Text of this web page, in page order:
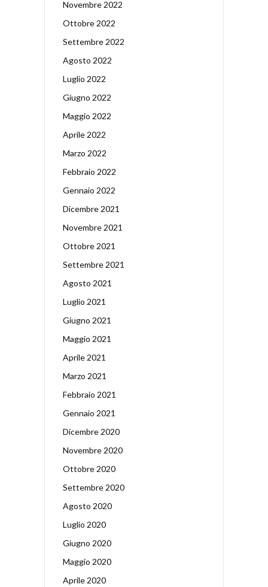
Novembre 2022
Ottobre 2022
Settembre 2022
Agosto 2022
Luglio 2022
Giugno 2022
Maggio 2022
Aprile 2022
Marzo 2022
Febbraio 2022
Gennaio 2022
Dicembre 2021
Novembre 2021
Ottobre 2021
Settembre 2021
Agosto 2021
Luglio 2021
Giugno 2021
Maggio 2021
Aprile 2021
Marzo 2021
Febbraio 2021
Gennaio 2021
Dicembre 2020
Novembre 2020
Ottobre 2020
Settembre 2020
Agosto 2020
Luglio 2020
Giugno 2020
Maggio 2020
Aprile 2020